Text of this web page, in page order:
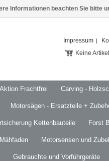
Impressum
Keine
Aktion Frachtfrei Carving -
Motorsägen - Ersatzteile +
Kettenbauteile Forst
Mähfaden Motorsensen und
Gebrauchte und Vorführgeräte
Informationen beachten Sie bitte